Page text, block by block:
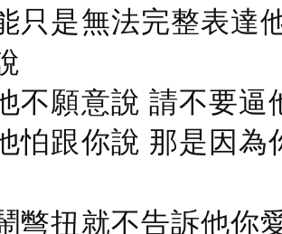
只是無法完整表達
不願意說 請不要逼
怕跟你說 那是因
彆扭就不告訴他你